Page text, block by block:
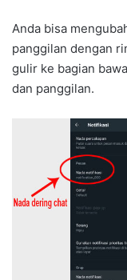
Anda bisa
panggilan dengan
gulir ke bagian
dan panggilan.